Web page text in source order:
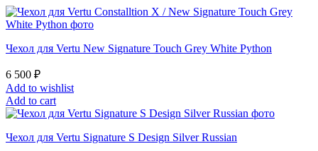
Чехол для Vertu New Signature Touch Grey White Python
6 500 ₽
Add to wishlist
Add to cart
Чехол для Vertu Signature S Design Silver Russian